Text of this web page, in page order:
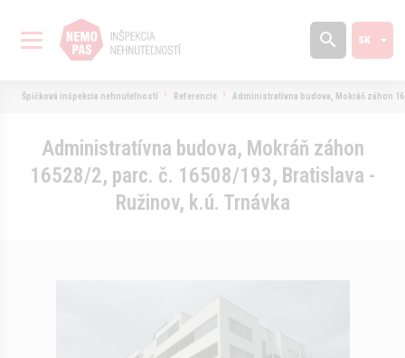
Špičková inšpekcia nehnuteľností Referencie Administratívna budova, Mokráň záhon
Administratívna budova, Mokráň záhon
16528/2, parc. č. 16508/193, Bratislava -
Ružinov, k.ú. Trnávka